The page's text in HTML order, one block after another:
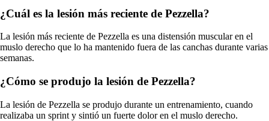
¿Cuál es la lesión más reciente de Pezzella?
La lesión más reciente de Pezzella es una distensión muscular en el
muslo derecho que lo ha mantenido fuera de las canchas durante varias
semanas.
¿Cómo se produjo la lesión de Pezzella?
La lesión de Pezzella se produjo durante un entrenamiento, cuando
realizaba un sprint y sintió un fuerte dolor en el muslo derecho.